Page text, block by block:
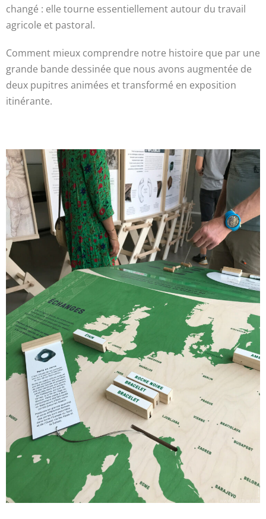
changé : elle tourne essentiellement autour du travail
agricole et pastoral.
Comment mieux comprendre notre histoire que par une
grande bande dessinée que nous avons augmentée de
deux pupitres animées et transformé en exposition
itinérante.